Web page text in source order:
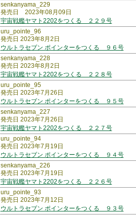
senkanyama_229
発売日 2023年08月09日
宇宙戦艦ヤマト2202をつくる ２２９号
uru_pointe_96
発売日 2023年8月2日
ウルトラセブン ポインターをつくる ９６号
senkanyama_228
発売日 2023年8月2日
宇宙戦艦ヤマト2202をつくる ２２８号
uru_pointe_95
発売日 2023年7月26日
ウルトラセブン ポインターをつくる ９５号
senkanyama_227
発売日 2023年7月26日
宇宙戦艦ヤマト2202をつくる ２２７号
uru_pointe_94
発売日 2023年7月19日
ウルトラセブン ポインターをつくる ９４号
senkanyama_226
発売日 2023年7月19日
宇宙戦艦ヤマト2202をつくる ２２６号
uru_pointe_93
発売日 2023年7月12日
ウルトラセブン ポインターをつくる ９３号